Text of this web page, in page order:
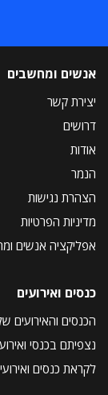
אנשים ומחשבים
יצירת קשר
דרושים
אודות
הנמר
הצהרת נגישות
מדיניות הפרטיות
אפליקציה אנשים
כנסים ואירועים
הכנסים והאירועים
נצפיתם בכנסי
לקראת כנסים